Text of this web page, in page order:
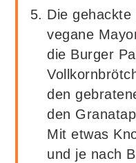
Die gehackte
vegane
die Burger
den
den
Mit etwas
und je nach